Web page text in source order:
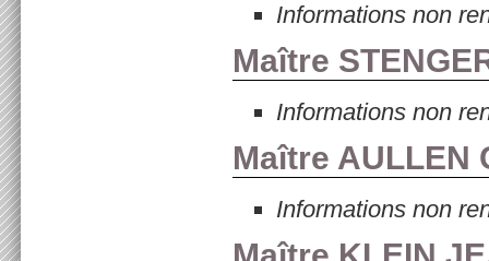
Informations non
Maître
Informations non
Maître AULLEN
Informations non